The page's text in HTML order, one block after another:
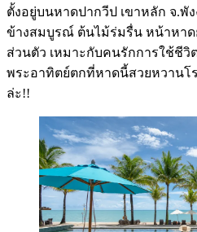
ตั้งอยู่บนหาดปากวีป เขาหลัก จ.พั
ข้างสมบูรณ์ ต้นไม้ร่มรื่น หน้าหาด
ส่วนตัว เหมาะกับคนรักการใช้ชีวิ
พระอาทิตย์ตกที่หาดนี้สวยหวานโ
ล่ะ!!